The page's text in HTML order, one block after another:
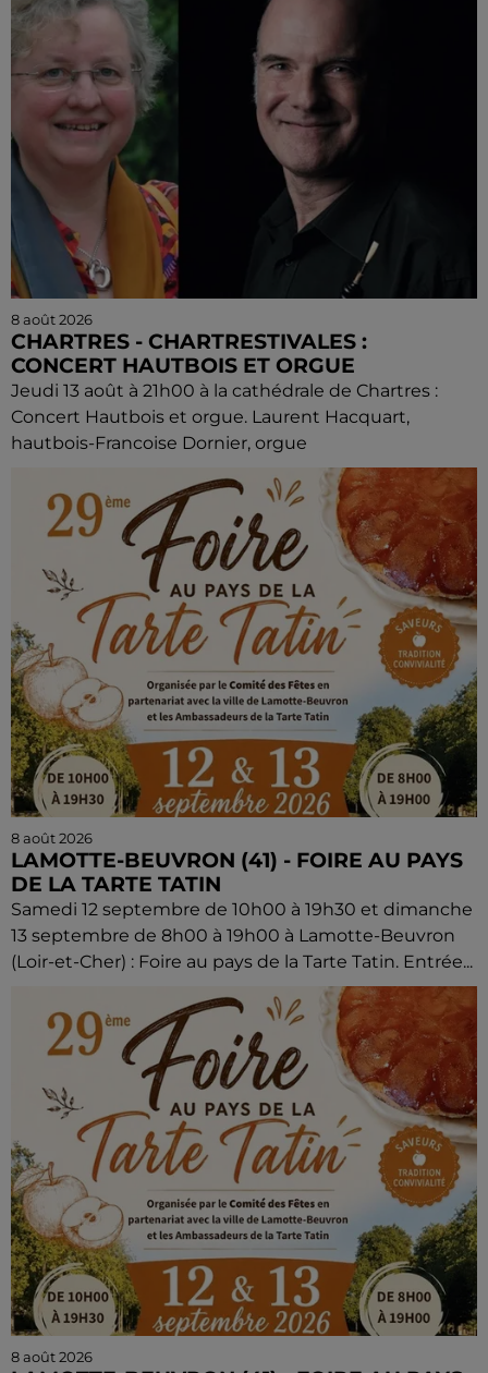
8 août 2026
CHARTRES - CHARTRESTIVALES :
CONCERT HAUTBOIS ET ORGUE
Jeudi 13 août à 21h00 à la cathédrale de Chartres :
Concert Hautbois et orgue. Laurent Hacquart,
hautbois-Francoise Dornier, orgue
8 août 2026
LAMOTTE-BEUVRON (41) - FOIRE AU PAYS
DE LA TARTE TATIN
Samedi 12 septembre de 10h00 à 19h30 et dimanche
13 septembre de 8h00 à 19h00 à Lamotte-Beuvron
(Loir-et-Cher) : Foire au pays de la Tarte Tatin. Entrée...
8 août 2026